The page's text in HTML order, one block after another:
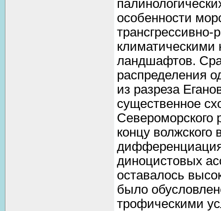
особенности
ландшафтов.
распределения
из разреза
существенное
Североморского
концу волжского
диноцистовых
оставалось
было
трофическими